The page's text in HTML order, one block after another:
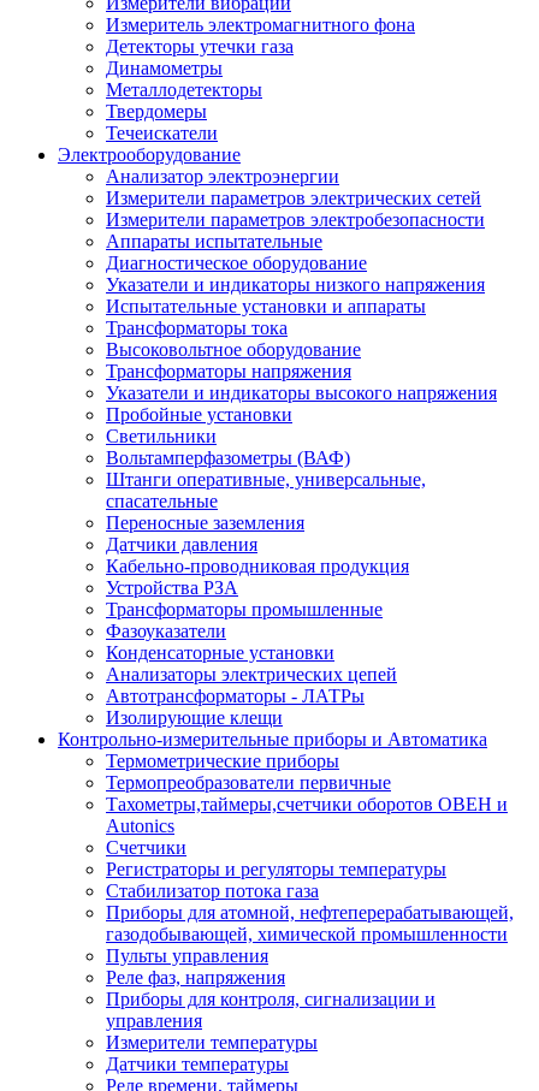
Измеритель электромагнитного фона
Детекторы утечки газа
Динамометры
Металлодетекторы
Твердомеры
Течеискатели
Электрооборудование
Анализатор электроэнергии
Измерители параметров электрических сетей
Измерители параметров электробезопасности
Аппараты испытательные
Диагностическое оборудование
Указатели и индикаторы низкого напряжения
Испытательные установки и аппараты
Трансформаторы тока
Высоковольтное оборудование
Трансформаторы напряжения
Указатели и индикаторы высокого напряжения
Пробойные установки
Светильники
Вольтамперфазометры (ВАФ)
Штанги оперативные, универсальные,
спасательные
Переносные заземления
Датчики давления
Кабельно-проводниковая продукция
Устройства РЗА
Трансформаторы промышленные
Фазоуказатели
Конденсаторные установки
Анализаторы электрических цепей
Автотрансформаторы - ЛАТРы
Изолирующие клещи
Контрольно-измерительные приборы и Автоматика
Термометрические приборы
Термопреобразователи первичные
Тахометры,таймеры,счетчики оборотов ОВЕН и
Autonics
Счетчики
Регистраторы и регуляторы температуры
Стабилизатор потока газа
Приборы для атомной, нефтеперерабатывающей,
газодобывающей, химической промышленности
Пульты управления
Реле фаз, напряжения
Приборы для контроля, сигнализации и
управления
Измерители температуры
Датчики температуры
Реле времени, таймеры